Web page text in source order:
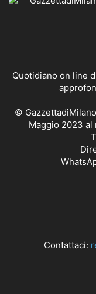
Quotidiano on line
©
Maggio 2023 al
Contattaci: